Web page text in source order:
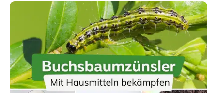
selten für das Absterben von Buchsbäumen. ...